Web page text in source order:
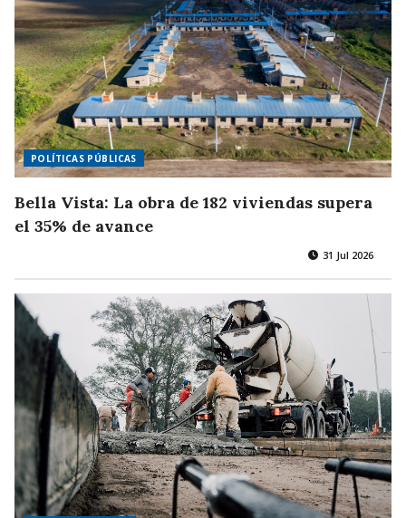
POLÍTICAS PÚBLICAS
Bella Vista: La obra de 182 viviendas supera
el 35% de avance
31 Jul 2026